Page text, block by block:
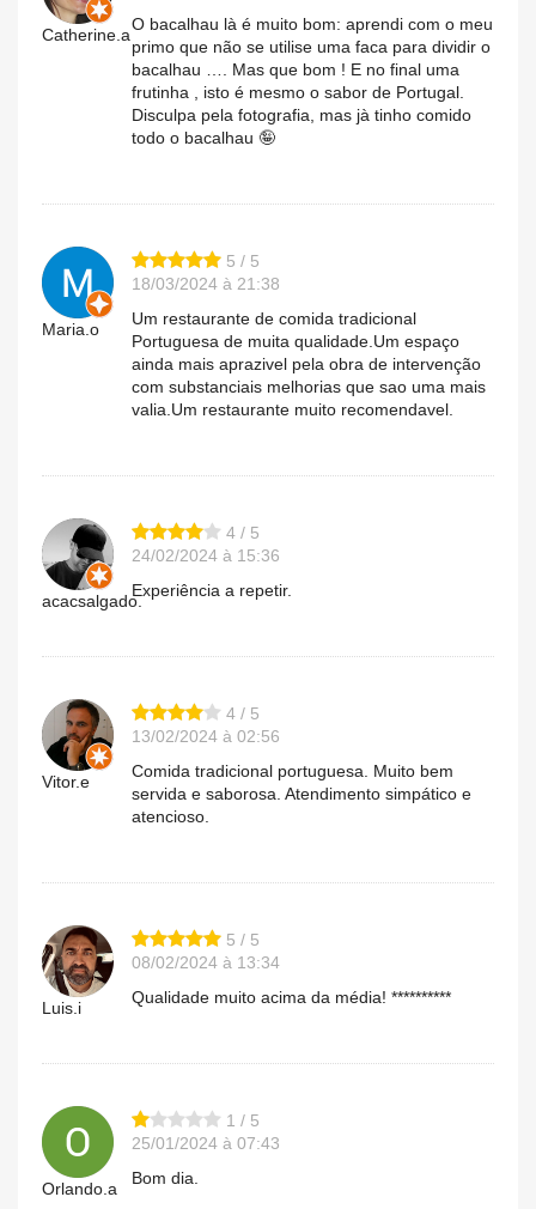
Catherine.a
O bacalhau là é muito bom: aprendi com o meu
primo que não se utilise uma faca para dividir o
bacalhau …. Mas que bom ! E no final uma
frutinha , isto é mesmo o sabor de Portugal.
Disculpa pela fotografia, mas jà tinho comido
todo o bacalhau 🤪
Maria.o
5 / 5
18/03/2024 à 21:38
Um restaurante de comida tradicional
Portuguesa de muita qualidade.Um espaço
ainda mais aprazivel pela obra de intervenção
com substanciais melhorias que sao uma mais
valia.Um restaurante muito recomendavel.
acacsalgado.
4 / 5
24/02/2024 à 15:36
Experiência a repetir.
Vitor.e
4 / 5
13/02/2024 à 02:56
Comida tradicional portuguesa. Muito bem
servida e saborosa. Atendimento simpático e
atencioso.
Luis.i
5 / 5
08/02/2024 à 13:34
Qualidade muito acima da média! **********
Orlando.a
1 / 5
25/01/2024 à 07:43
Bom dia.